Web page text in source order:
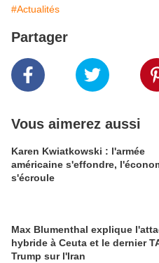
#Actualités
Partager
Vous aimerez aussi
Karen Kwiatkowski : l'armée
américaine s'effondre,
s'écroule
Max Blumenthal explique
hybride à Ceuta et le dernier
Trump sur l'Iran